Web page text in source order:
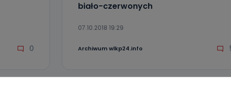
0
biało-czerwonych
07.10.2018 19:29
Archiwum wlkp24.info